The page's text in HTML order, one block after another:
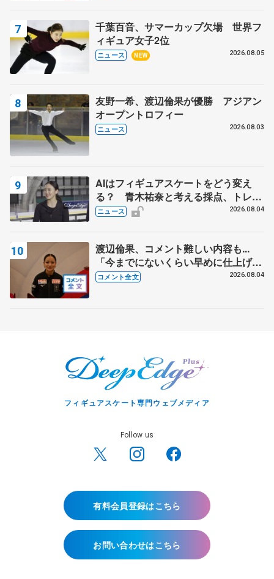
千葉百音、サマーカップ欠場 世界フ
ィギュア女子2位
ニュース NEW 2026.08.05
友野一希、渡辺倫果が優勝 アジアン
オープントロフィー
ニュース 2026.08.03
AIはフィギュアスケートをどう変え
る？ 青木祐奈と考える採点、トレー
ニングの未来
ニュース 2026.08.04
渡辺倫果、コメント難しい内容も...
「今までにないくらい早めに仕上げら
れている」 【アジアンオープントロ
コメント全文 2026.08.04
フィギュアスケート専門ウェブメディア
Follow us
有料会員登録はこちら
お問い合わせはこちら